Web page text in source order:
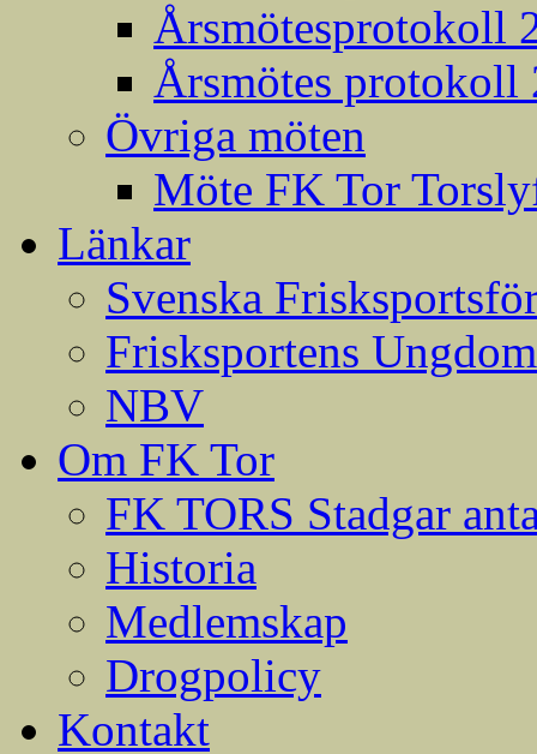
Årsmötesprotokoll
Årsmötes protokoll
Övriga möten
Möte FK Tor
Länkar
Svenska
Frisksportens
NBV
Om FK Tor
FK TORS Stadgar
Historia
Medlemskap
Drogpolicy
Kontakt